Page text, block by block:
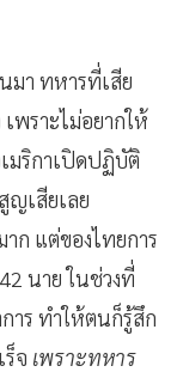
มา ทหารที่เสีย
พราะไม่อยากให้
มริกาเปิดปฏิบัติ
ญเสียเลย
ก แต่ของไทยการ
นาย ในช่วงที่
าร ทำให้ตนก็รู้สึก
ร็จ เพราะทหาร